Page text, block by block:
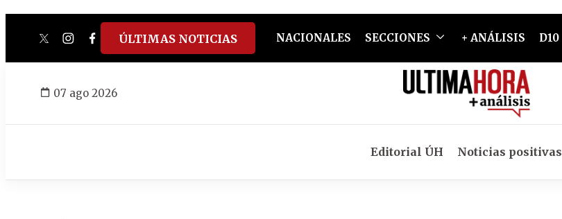
twitterinstagram
facebook
tiktokyoutube
spotify
ÚLTIMAS NOTICIAS NACIONALES SECCIONES + ANÁLISIS D10
07 ago 2026
Editorial ÚH Noticias positivas